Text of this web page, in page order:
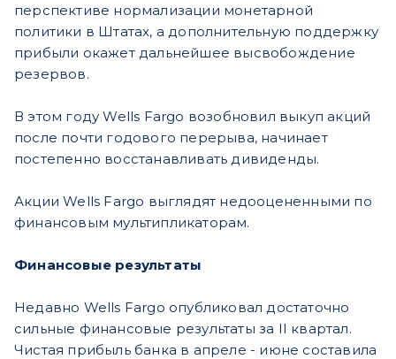
перспективе нормализации монетарной
политики в Штатах, а дополнительную поддержку
прибыли окажет дальнейшее высвобождение
резервов.
В этом году Wells Fargo возобновил выкуп акций
после почти годового перерыва, начинает
постепенно восстанавливать дивиденды.
Акции Wells Fargo выглядят недооцененными по
финансовым мультипликаторам.
Финансовые результаты
Недавно Wells Fargo опубликовал достаточно
сильные финансовые результаты за II квартал.
Чистая прибыль банка в апреле - июне составила